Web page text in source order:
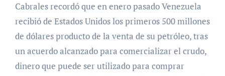
Cabrales recordó que en enero pasado Venezuela
recibió de Estados Unidos los primeros 500 millones
de dólares producto de la venta de su petróleo, tras
un acuerdo alcanzado para comercializar el crudo,
dinero que puede ser utilizado para comprar